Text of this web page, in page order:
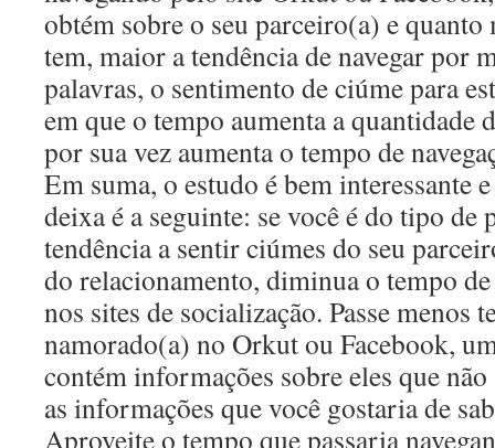
obtém sobre o seu parceiro(a) e
tem, maior a tendência de navegar por
palavras, o sentimento de ciúme para
em que o tempo aumenta a quantidade
por sua vez aumenta o tempo de
Em suma, o estudo é bem interessante
deixa é a seguinte: se você é do tipo de
tendência a sentir ciúmes do seu
do relacionamento, diminua o tempo
nos sites de socialização. Passe menos
namorado(a) no Orkut ou Facebook,
contém informações sobre eles que não
as informações que você gostaria de
Aproveite o tempo que passaria